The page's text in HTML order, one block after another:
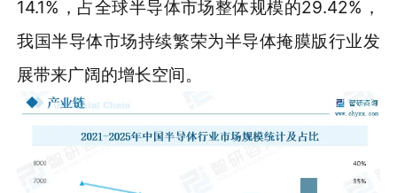
14.1%，占全球半导体市场整体规模的29.42%，
我国半导体市场持续繁荣为半导体掩膜版行业发
展带来广阔的增长空间。